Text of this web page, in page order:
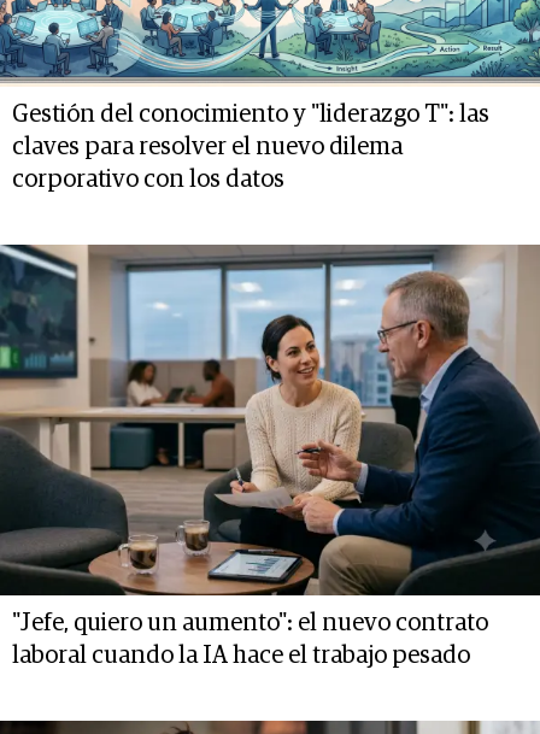
Gestión del conocimiento y "liderazgo T": las
claves para resolver el nuevo dilema
corporativo con los datos
"Jefe, quiero un aumento": el nuevo contrato
laboral cuando la IA hace el trabajo pesado